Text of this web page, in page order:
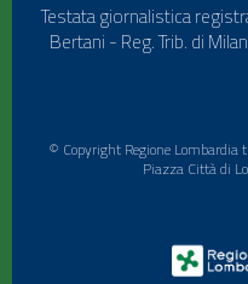
Testata giornalistica
Bertani - Reg. Trib. di
© Copyright Regione
Piazza Città di